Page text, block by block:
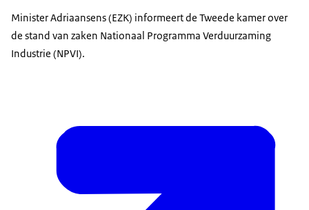
Minister Adriaansens (EZK) informeert de Tweede kamer over
de stand van zaken Nationaal Programma Verduurzaming
Industrie (NPVI).